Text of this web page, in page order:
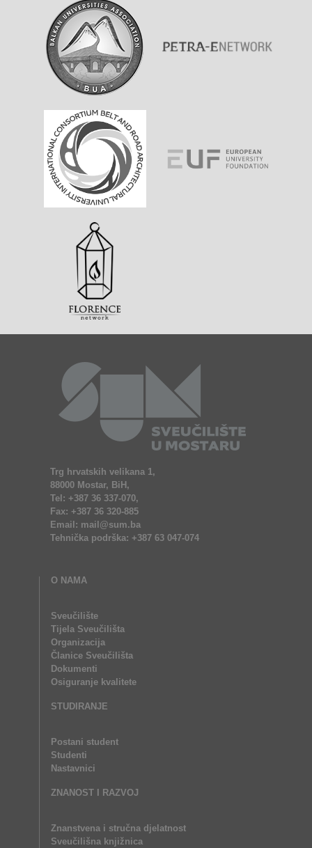
Trg hrvatskih velikana 1,
88000 Mostar, BiH,
Tel: +387 36 337-070,
Fax: +387 36 320-885
Email: mail@sum.ba
Tehnička podrška: +387 63 047-074
O NAMA
Sveučilište
Tijela Sveučilišta
Organizacija
Članice Sveučilišta
Dokumenti
Osiguranje kvalitete
STUDIRANJE
Postani student
Studenti
Nastavnici
ZNANOST I RAZVOJ
Znanstvena i stručna djelatnost
Sveučilišna knjižnica